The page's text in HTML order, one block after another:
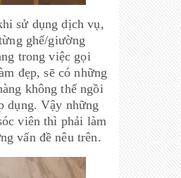
sử dụng dịch vụ,
ghế/giường
trong việc gọi
đẹp, sẽ có những
không thể ngồi
dụng. Vậy những
viên thì phải làm
vấn đề nêu trên.